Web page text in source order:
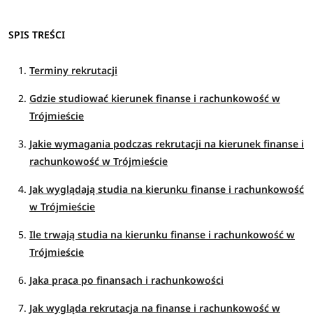
SPIS TREŚCI
Terminy rekrutacji
Gdzie studiować kierunek finanse i rachunkowość w
Trójmieście
Jakie wymagania podczas rekrutacji na kierunek finanse i
rachunkowość w Trójmieście
Jak wyglądają studia na kierunku finanse i rachunkowość
w Trójmieście
Ile trwają studia na kierunku finanse i rachunkowość w
Trójmieście
Jaka praca po finansach i rachunkowości
Jak wygląda rekrutacja na finanse i rachunkowość w